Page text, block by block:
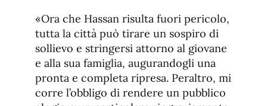
de
fuente
de
fuente.
«Ora che Hassan risulta fuori pericolo,
tutta la città può tirare un sospiro di
sollievo e stringersi attorno al giovane
e alla sua famiglia, augurandogli una
pronta e completa ripresa. Peraltro, mi
corre l’obbligo di rendere un pubblico